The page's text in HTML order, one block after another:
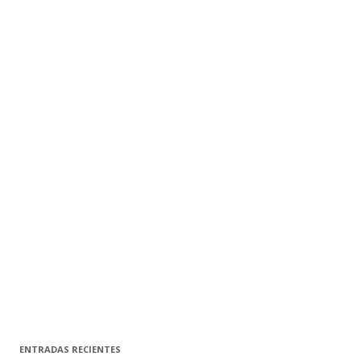
ENTRADAS RECIENTES